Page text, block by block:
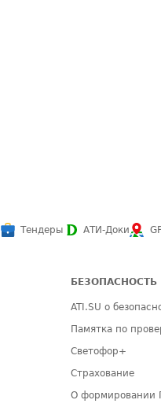
Тендеры АТИ-Доки
БЕЗОПАСНОСТЬ
ATI.SU о
Памятка по
Светофор+
Страхование
О формировании